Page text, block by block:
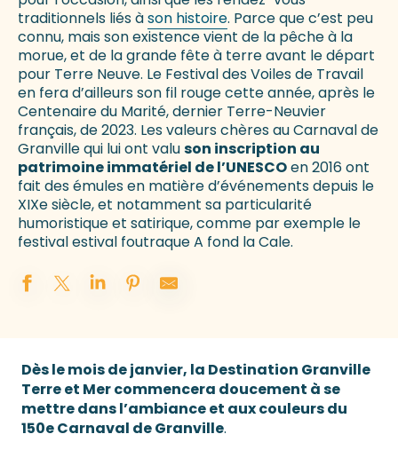
traditionnels liés àson histoire. Parce que c’est peu
connu, mais son existence vient de la pêche à la
morue, et de la grande fête à terre avant le départ
pour Terre Neuve. Le Festival des Voiles de Travail
en fera d’ailleurs son fil rouge cette année, après le
Centenaire du Marité, dernier Terre-Neuvier
français, de 2023. Les valeurs chères au Carnaval de
Granville qui lui ont valuson inscription au
patrimoine immatériel de l’UNESCOen 2016 ont
fait des émules en matière d’événements depuis le
XIXe siècle, et notamment sa particularité
humoristique et satirique, comme par exemple le
festival estival foutraque A fond la Cale.
Dès le mois de janvier, la Destination Granville
Terre et Mer commencera doucement à se
mettre dans l’ambiance et aux couleurs du
150e Carnaval de Granville.